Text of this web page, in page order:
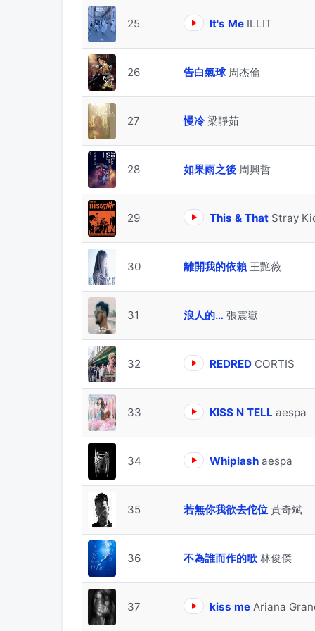
25 It's Me ILLIT
26 告白氣球 周杰倫
27 慢冷 梁靜茹
28 如果雨之後 周興哲
29 This & That Stray
30 離開我的依賴 王艷薇
31 浪人的… 張震嶽
32 REDRED CORTIS
33 KISS N TELL aespa
34 Whiplash aespa
35 若無你我欲去佗位 黃奇斌
36 不為誰而作的歌 林俊傑
37 kiss me Ariana